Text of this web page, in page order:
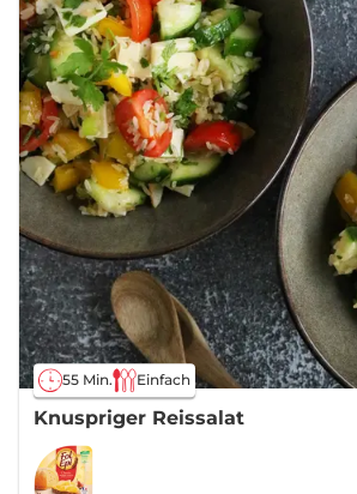
55 Min. Einfach
Knuspriger Reissalat